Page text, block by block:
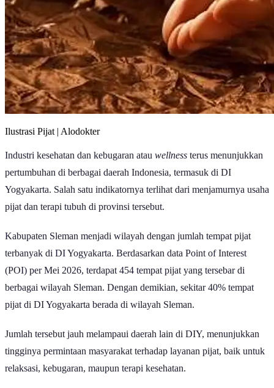
Ilustrasi Pijat | Alodokter
Industri kesehatan dan kebugaran atau wellness terus menunjukkan
pertumbuhan di berbagai daerah Indonesia, termasuk di DI
Yogyakarta. Salah satu indikatornya terlihat dari menjamurnya usaha
pijat dan terapi tubuh di provinsi tersebut.
Kabupaten Sleman menjadi wilayah dengan jumlah tempat pijat
terbanyak di DI Yogyakarta. Berdasarkan data Point of Interest
(POI) per Mei 2026, terdapat 454 tempat pijat yang tersebar di
berbagai wilayah Sleman. Dengan demikian, sekitar 40% tempat
pijat di DI Yogyakarta berada di wilayah Sleman.
Jumlah tersebut jauh melampaui daerah lain di DIY, menunjukkan
tingginya permintaan masyarakat terhadap layanan pijat, baik untuk
relaksasi, kebugaran, maupun terapi kesehatan.